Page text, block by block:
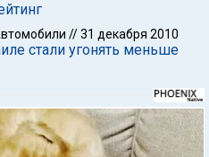
//31 декабря 2010
стали угонять меньше